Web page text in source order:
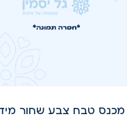
מכנס טבח צבע שחור